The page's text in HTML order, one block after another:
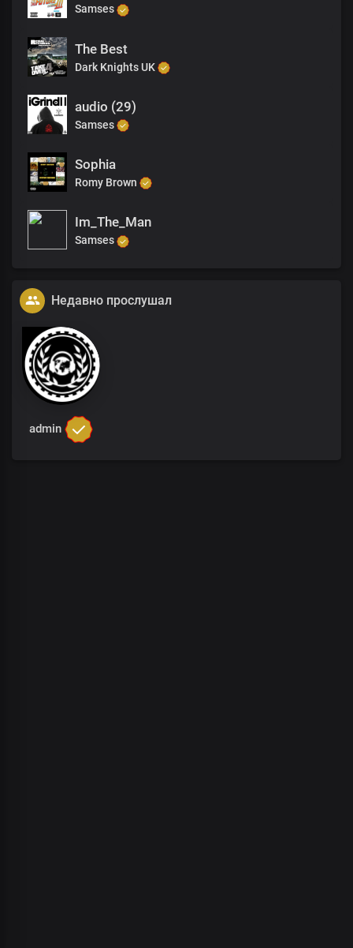
Samses
The Best
Dark Knights UK
audio (29)
Samses
Sophia
Romy Brown
Im_The_Man
Samses
Недавно прослушал
admin